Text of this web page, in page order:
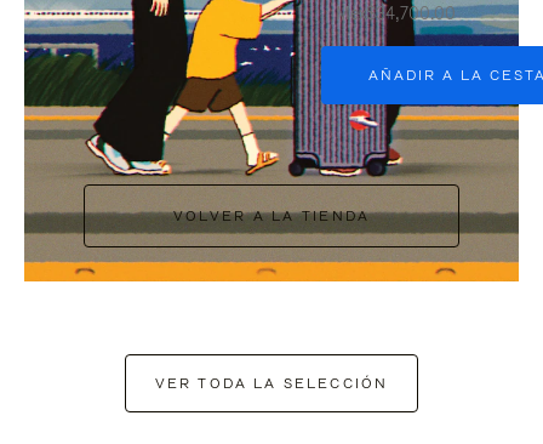
Mex$34,700.00
AÑADIR A LA
VOLVER A LA TIENDA
VER TODA LA SELECCIÓN